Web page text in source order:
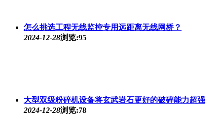
怎么挑选工程无线监控专用远距离无线网桥？
2024-12-28浏览:95
大型双级粉碎机设备将玄武岩石更好的破碎能力超强
2024-12-28浏览:78